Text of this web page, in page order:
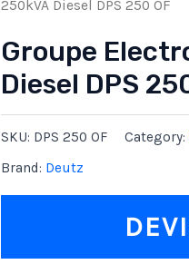
250kVA Diesel DPS 250 OF
Groupe
Diesel DPS
SKU: DPS 250 OF Category:
Brand: Deutz